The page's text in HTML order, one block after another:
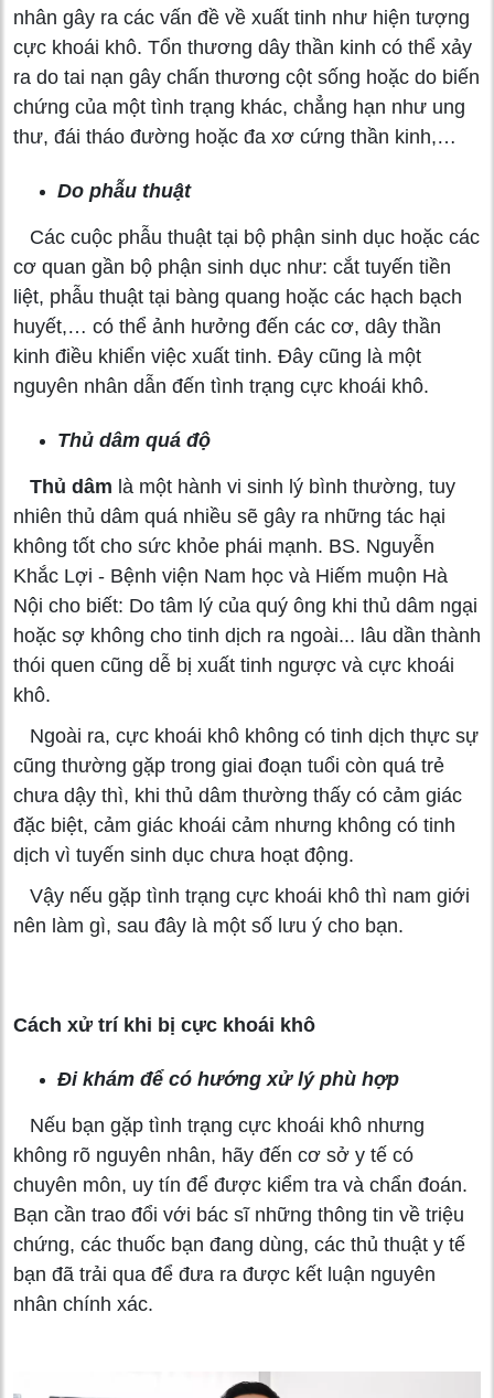
nhân gây ra các vấn đề về xuất tinh như hiện tượng
cực khoái khô. Tổn thương dây thần kinh có thể xảy
ra do tai nạn gây chấn thương cột sống hoặc do biến
chứng của một tình trạng khác, chẳng hạn như ung
thư, đái tháo đường hoặc đa xơ cứng thần kinh,…
Do phẫu thuật
Các cuộc phẫu thuật tại bộ phận sinh dục hoặc các
cơ quan gần bộ phận sinh dục như: cắt tuyến tiền
liệt, phẫu thuật tại bàng quang hoặc các hạch bạch
huyết,… có thể ảnh hưởng đến các cơ, dây thần
kinh điều khiển việc xuất tinh. Đây cũng là một
nguyên nhân dẫn đến tình trạng cực khoái khô.
Thủ dâm quá độ
Thủ dâm là một hành vi sinh lý bình thường, tuy
nhiên thủ dâm quá nhiều sẽ gây ra những tác hại
không tốt cho sức khỏe phái mạnh. BS. Nguyễn
Khắc Lợi - Bệnh viện Nam học và Hiếm muộn Hà
Nội cho biết: Do tâm lý của quý ông khi thủ dâm ngại
hoặc sợ không cho tinh dịch ra ngoài... lâu dần thành
thói quen cũng dễ bị xuất tinh ngược và cực khoái
khô.
Ngoài ra, cực khoái khô không có tinh dịch thực sự
cũng thường gặp trong giai đoạn tuổi còn quá trẻ
chưa dậy thì, khi thủ dâm thường thấy có cảm giác
đặc biệt, cảm giác khoái cảm nhưng không có tinh
dịch vì tuyến sinh dục chưa hoạt động.
Vậy nếu gặp tình trạng cực khoái khô thì nam giới
nên làm gì, sau đây là một số lưu ý cho bạn.
Cách xử trí khi bị cực khoái khô
Đi khám để có hướng xử lý phù hợp
Nếu bạn gặp tình trạng cực khoái khô nhưng
không rõ nguyên nhân, hãy đến cơ sở y tế có
chuyên môn, uy tín để được kiểm tra và chẩn đoán.
Bạn cần trao đổi với bác sĩ những thông tin về triệu
chứng, các thuốc bạn đang dùng, các thủ thuật y tế
bạn đã trải qua để đưa ra được kết luận nguyên
nhân chính xác.